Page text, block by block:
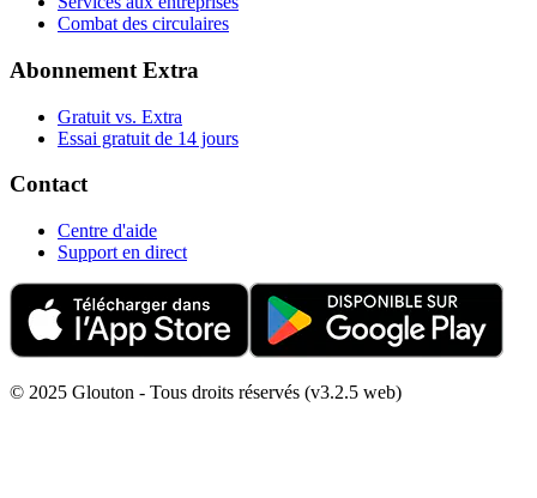
Combat des circulaires
Abonnement Extra
Gratuit vs. Extra
Essai gratuit de 14 jours
Contact
Centre d'aide
Support en direct
© 2025 Glouton - Tous droits réservés (v3.2.5 web)